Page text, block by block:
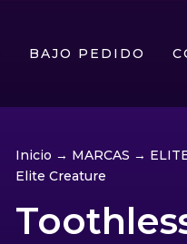
BAJO PEDIDO
Inicio → MARCAS →
Elite Creature